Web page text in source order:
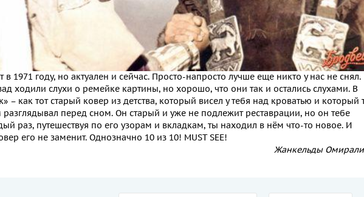
в 1971 году, но актуален и сейчас. Просто-напросто лучше еще никто у нас не снял.
ходили слухи о ремейке картины, но хорошо, что они так и остались слухами. В
– как тот старый ковер из детства, который висел у тебя над кроватью и который
перед сном. Он старый и уже не подлежит реставрации, но он тебе
раз, путешествуя по его узорам и вкладкам, ты находил в нём что-то новое. И
его не заменит. Однозначно 10 из 10! MUST SEE!
Жанкельды